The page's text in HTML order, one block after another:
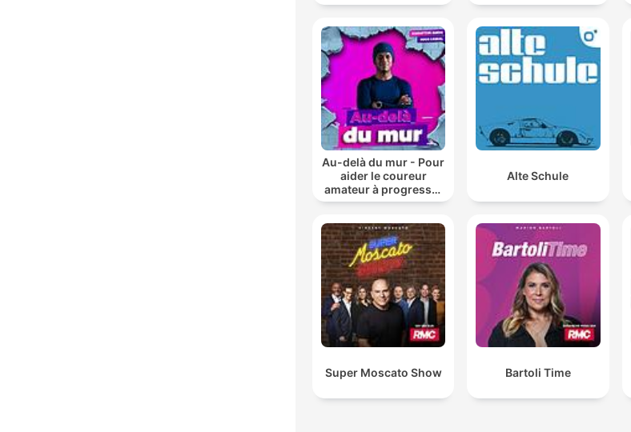
Au-delà du mur - Pour
aider le coureur
amateur à progresser
en course à pied
Alte Schule
Super Moscato Show Bartoli Time